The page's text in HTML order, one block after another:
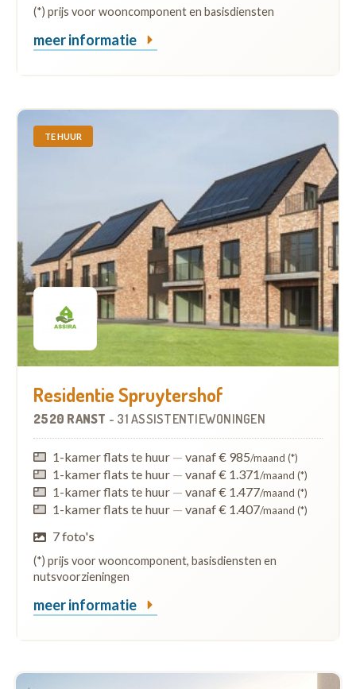
(*) prijs voor wooncomponent en basisdiensten
meer informatie
TE HUUR
Residentie Spruytershof
2520 RANST - 31 ASSISTENTIEWONINGEN
1-kamer flats te huur — vanaf € 985/maand (*)
1-kamer flats te huur — vanaf € 1.371/maand (*)
1-kamer flats te huur — vanaf € 1.477/maand (*)
1-kamer flats te huur — vanaf € 1.407/maand (*)
7 foto's
(*) prijs voor wooncomponent, basisdiensten en
nutsvoorzieningen
meer informatie